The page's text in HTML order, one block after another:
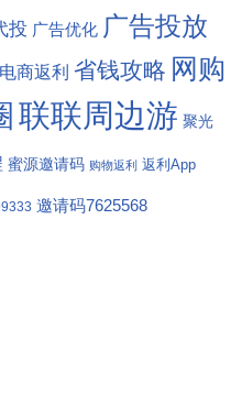
投 广告优化 广告投放
电商返利 省钱攻略 网购
联联周边游 聚光
蜜源邀请码 购物返利 返利App
邀请码7625568